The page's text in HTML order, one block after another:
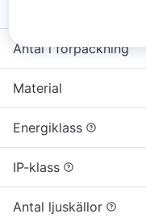
Antal i förpackning
Material
Energiklass
IP-klass
Antal ljuskällor